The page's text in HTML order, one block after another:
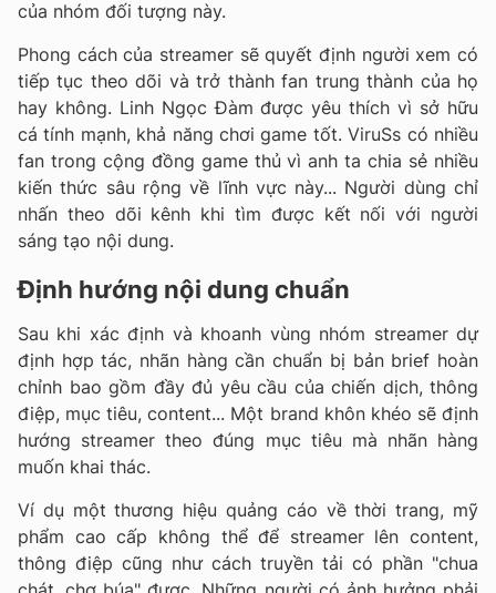
của nhóm đối tượng này.
Phong cách của streamer sẽ quyết định người xem có
tiếp tục theo dõi và trở thành fan trung thành của họ
hay không. Linh Ngọc Đàm được yêu thích vì sở hữu
cá tính mạnh, khả năng chơi game tốt. ViruSs có nhiều
fan trong cộng đồng game thủ vì anh ta chia sẻ nhiều
kiến thức sâu rộng về lĩnh vực này... Người dùng chỉ
nhấn theo dõi kênh khi tìm được kết nối với người
sáng tạo nội dung.
Định hướng nội dung chuẩn
Sau khi xác định và khoanh vùng nhóm streamer dự
định hợp tác, nhãn hàng cần chuẩn bị bản brief hoàn
chỉnh bao gồm đầy đủ yêu cầu của chiến dịch, thông
điệp, mục tiêu, content... Một brand khôn khéo sẽ định
hướng streamer theo đúng mục tiêu mà nhãn hàng
muốn khai thác.
Ví dụ một thương hiệu quảng cáo về thời trang, mỹ
phẩm cao cấp không thể để streamer lên content,
thông điệp cũng như cách truyền tải có phần "chua